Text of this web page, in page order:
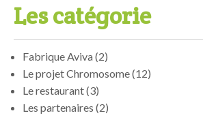
Les catégorie
Fabrique Aviva (2)
Le projet Chromosome(12)
Le restaurant(3)
Les partenaires (2)